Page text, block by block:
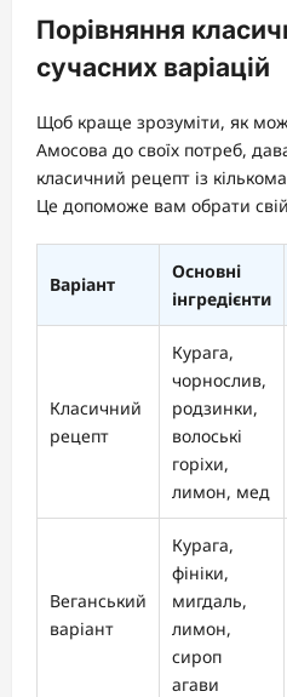
Порівняння
сучасних варіацій
Щоб краще зрозуміти, як
Амосова до своїх потреб,
класичний рецепт із
Це допоможе вам обрати
Варіант
Основні
інгредієнти
Класичний
рецепт
Курага,
чорнослив,
родзинки,
волоські
горіхи,
лимон, мед
Веганський
варіант
Курага,
фініки,
мигдаль,
лимон,
сироп
агави